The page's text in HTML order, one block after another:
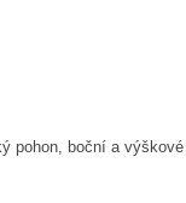
pohon, boční a